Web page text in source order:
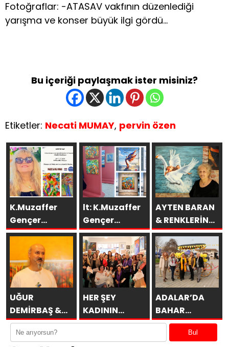
Fotoğraflar: -ATASAV vakfının düzenlediği
yarışma ve konser büyük ilgi gördü…
Bu içeriği paylaşmak ister misiniz?
Etiketler: Necati MUMAY, pervin özen
K.Muzaffer
Gençer
Eserleri
İtalya’da
lt: K.Muzaffer
Gençer
Esenboğa TAV
Galeri’de
SAKÜDER İle
AYTEN BARAN
& RENKLERİN
DİLİ
UĞUR
DEMİRBAŞ &
ÖBÜRKÜLER
HER ŞEY
KADININ
ESERİDİR
ADALAR’DA
BAHAR
MİMOZALARLA
Bul